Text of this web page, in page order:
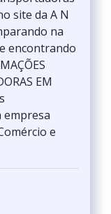
site da A N
na
encontrando
EM
empresa
e